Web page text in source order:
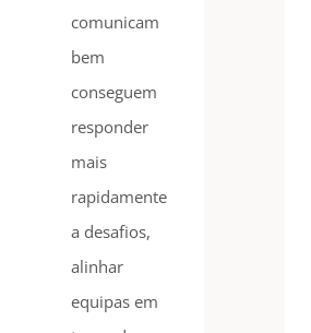
comunicam
bem
conseguem
responder
mais
rapidamente
a desafios,
alinhar
equipas em